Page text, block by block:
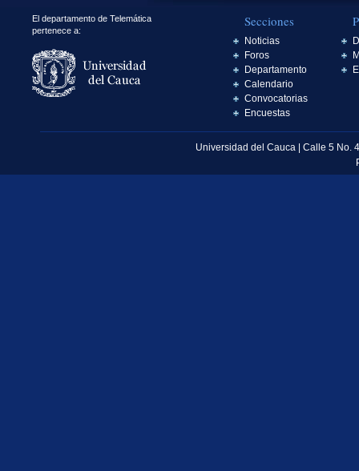
El departamento de Telemática
pertenece a:
Secciones
Noticias
Foros
Departamento
Calendario
Convocatorias
Encuestas
Universidad del Cauca | Calle 5 No.